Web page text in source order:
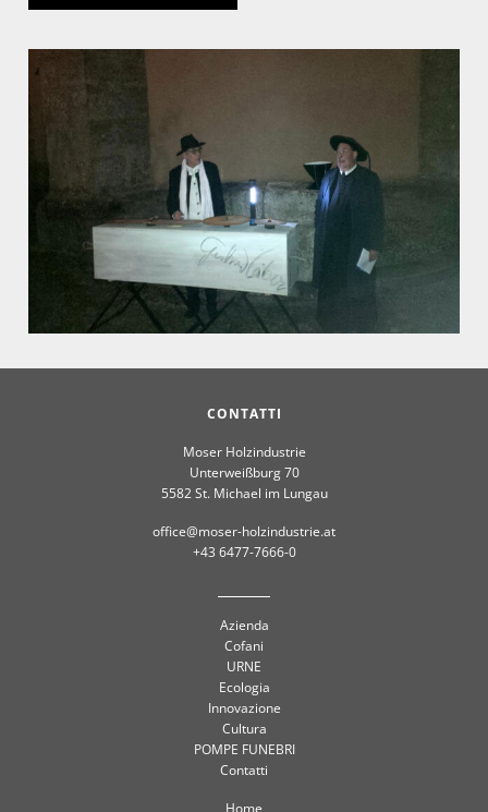
CONTATTI
Moser Holzindustrie
Unterweißburg 70
5582 St. Michael im Lungau
office@moser-holzindustrie.at
+43 6477-7666-0
Azienda
Cofani
URNE
Ecologia
Innovazione
Cultura
POMPE FUNEBRI
Contatti
Home